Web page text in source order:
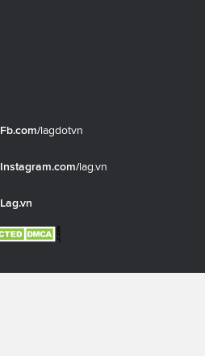
Fb.com/lagdotvn
Instagram.com/lag.vn
Lag.vn